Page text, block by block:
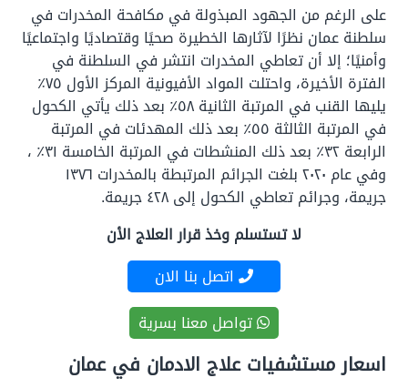
على الرغم من الجهود المبذولة في مكافحة المخدرات في
سلطنة عمان نظرًا لآثارها الخطيرة صحيًا وقتصاديًا واجتماعيًا
وأمنيًا؛ إلا أن تعاطي المخدرات انتشر في السلطنة في
الفترة الأخيرة، واحتلت المواد الأفيونية المركز الأول ٧٥٪
يليها القنب في المرتبة الثانية ٥٨٪ بعد ذلك يأتي الكحول
في المرتبة الثالثة ٥٥٪ بعد ذلك المهدئات في المرتبة
الرابعة ٣٢٪ بعد ذلك المنشطات في المرتبة الخامسة ٣١٪ ،
وفي عام ٢٠٢٠ بلغت الجرائم المرتبطة بالمخدرات ١٣٧٦
جريمة، وجرائم تعاطي الكحول إلى ٤٢٨ جريمة.
لا تستسلم وخذ قرار العلاج الأن
اتصل بنا الان
تواصل معنا بسرية
اسعار مستشفيات علاج الادمان في عمان